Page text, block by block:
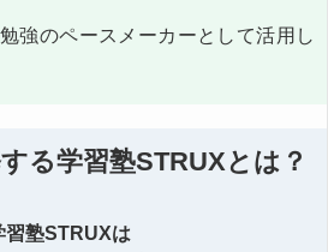
強のペースメーカーとして活用し
る学習塾STRUXとは？
習塾STRUXは